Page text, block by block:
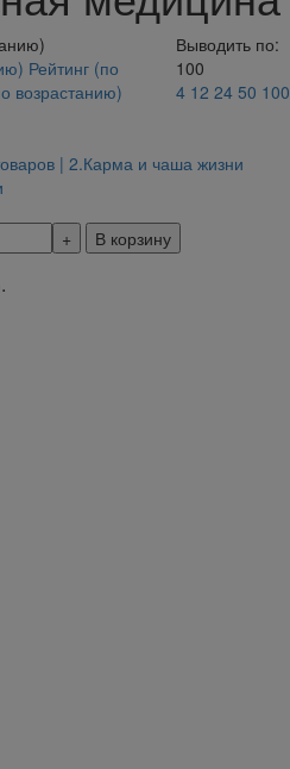
Рейтинг (по
возрастанию)
Выводить по:
100
4 12 24 50 100
В корзину